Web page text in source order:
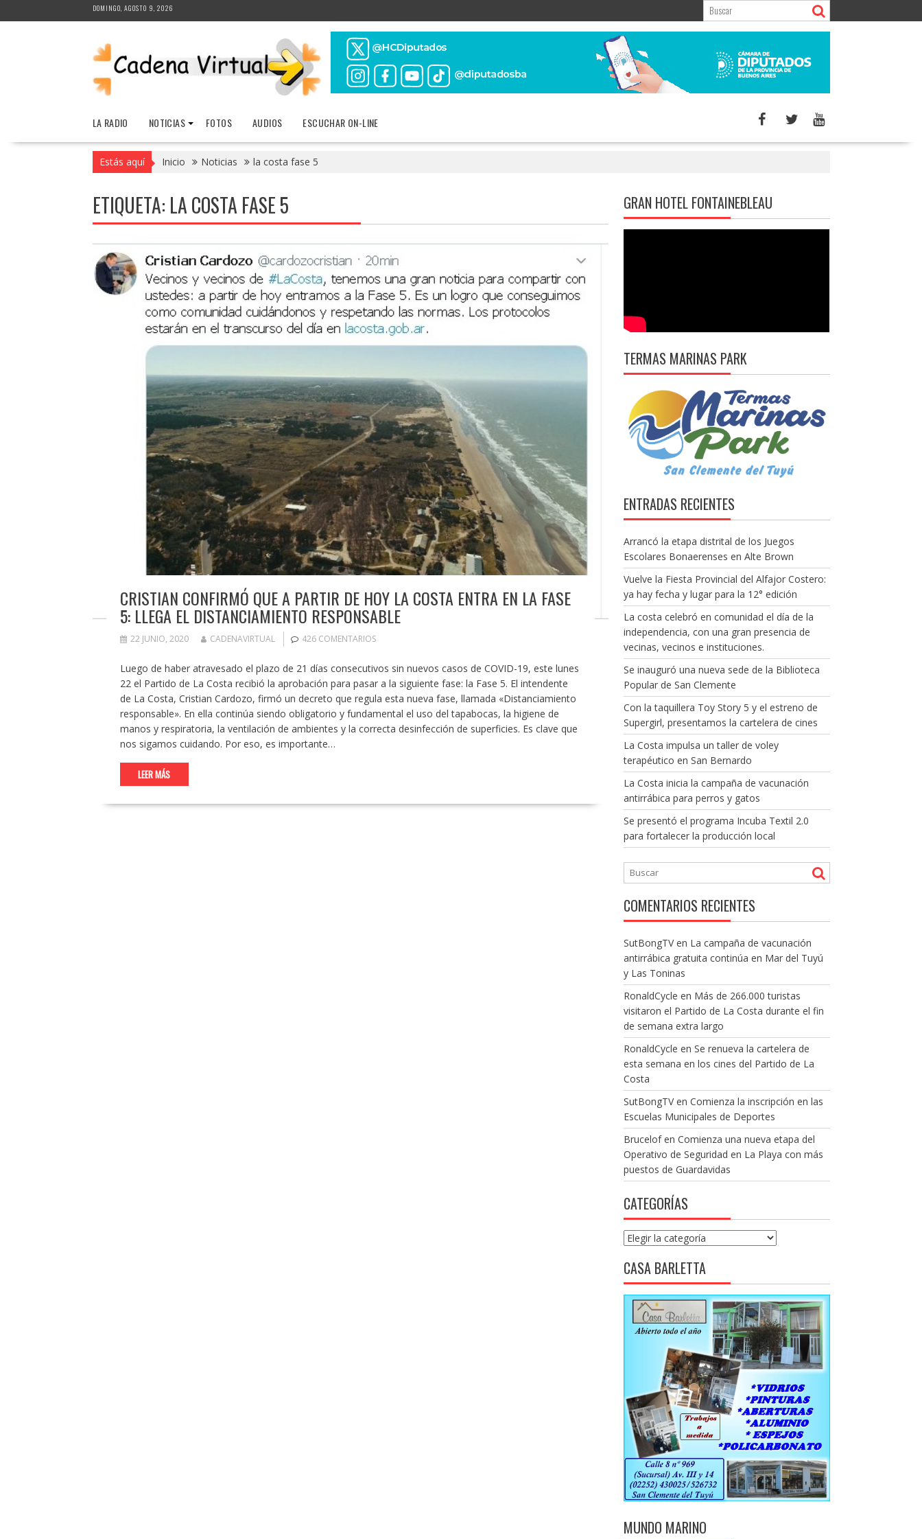
al
DOMINGO, AGOSTO 9, 2026
LA RADIO NOTICIAS FOTOS AUDIOS ESCUCHAR ON-LINE
Estás aquí Inicio Noticias la costa fase 5
ETIQUETA: LA COSTA FASE 5
CRISTIAN CONFIRMÓ QUE A PARTIR DE HOY LA COSTA ENTRA EN LA FASE
5: LLEGA EL DISTANCIAMIENTO RESPONSABLE
22 JUNIO, 2020 CADENAVIRTUAL 426 COMENTARIOS
Luego de haber atravesado el plazo de 21 días consecutivos sin nuevos casos de COVID-19, este lunes
22 el Partido de La Costa recibió la aprobación para pasar a la siguiente fase: la Fase 5. El intendente
de La Costa, Cristian Cardozo, firmó un decreto que regula esta nueva fase, llamada «Distanciamiento
responsable». En ella continúa siendo obligatorio y fundamental el uso del tapabocas, la higiene de
manos y respiratoria, la ventilación de ambientes y la correcta desinfección de superficies. Es clave que
nos sigamos cuidando. Por eso, es importante…
LEER MÁS
GRAN HOTEL FONTAINEBLEAU
TERMAS MARINAS PARK
ENTRADAS RECIENTES
Arrancó la etapa distrital de los Juegos
Escolares Bonaerenses en Alte Brown
Vuelve la Fiesta Provincial del Alfajor Costero:
ya hay fecha y lugar para la 12° edición
La costa celebró en comunidad el día de la
independencia, con una gran presencia de
vecinas, vecinos e instituciones.
Se inauguró una nueva sede de la Biblioteca
Popular de San Clemente
Con la taquillera Toy Story 5 y el estreno de
Supergirl, presentamos la cartelera de cines
La Costa impulsa un taller de voley
terapéutico en San Bernardo
La Costa inicia la campaña de vacunación
antirrábica para perros y gatos
Se presentó el programa Incuba Textil 2.0
para fortalecer la producción local
COMENTARIOS RECIENTES
SutBongTVen La campaña de vacunación
antirrábica gratuita continúa en Mar del Tuyú
y Las Toninas
RonaldCycle en Más de 266.000 turistas
visitaron el Partido de La Costa durante el fin
de semana extra largo
RonaldCycle en Se renueva la cartelera de
esta semana en los cines del Partido de La
Costa
SutBongTVen Comienza la inscripción en las
Escuelas Municipales de Deportes
Brucelofen Comienza una nueva etapa del
Operativo de Seguridad en La Playa con más
puestos de Guardavidas
CATEGORÍAS
Categorías
CASA BARLETTA
MUNDO MARINO